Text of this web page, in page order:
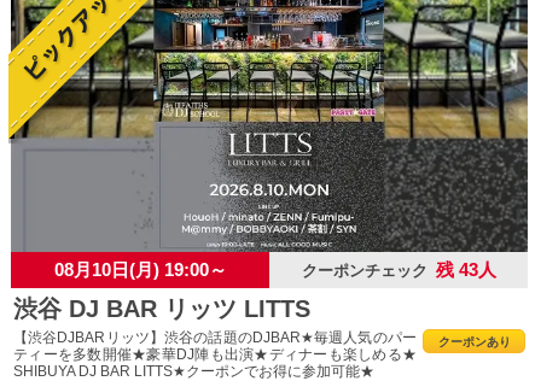
08月10日(月) 19:00～ クーポンチェック 残 43人
渋谷 DJ BAR リッツ LITTS
クーポンあり
【渋谷DJBARリッツ】渋谷の話題のDJBAR★毎週人気のパー
ティーを多数開催★豪華DJ陣も出演★ディナーも楽しめる★
SHIBUYA DJ BAR LITTS★クーポンでお得に参加可能★